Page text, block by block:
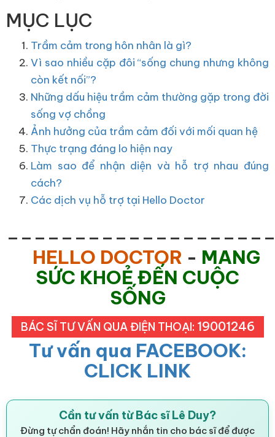
MỤC LỤC
Trầm cảm trong hôn nhân là gì?
Vì sao nhiều cặp đôi “sống chung nhưng không
còn kết nối”?
Những dấu hiệu trầm cảm thường gặp trong đời
sống vợ chồng
Ảnh hưởng của trầm cảm đối với mối quan hệ
Thực trạng đáng lo hiện nay
Làm sao để nhận diện và hỗ trợ nhau đúng
cách?
Các dịch vụ hỗ trợ tại Hello Doctor
HELLO DOCTOR - MANG
SỨC KHOẺ ĐẾN CUỘC
SỐNG
BÁC SĨ TƯ VẤN QUA ĐIỆN THOẠI: 19001246
Tư vấn qua FACEBOOK:
CLICK LINK
Cần tư vấn từ Bác sĩ Lê Duy?
Đừng tự chẩn đoán! Hãy nhắn tin cho bác sĩ để được